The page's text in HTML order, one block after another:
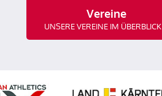
Vereine
UNSERE VEREINE IM ÜBERBLICK